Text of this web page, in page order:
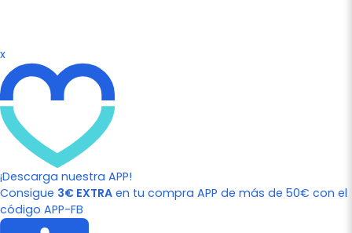
x
¡Descarga nuestra APP!
Consigue 3€ EXTRA en tu compra APP de más de 50€ con el
código APP-FB